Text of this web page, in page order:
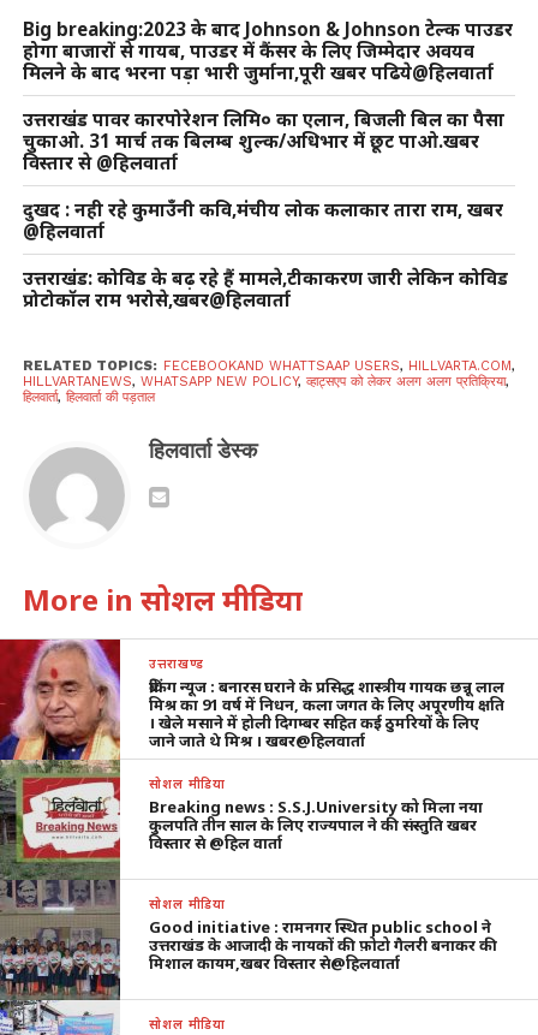
Big breaking:2023 के बाद Johnson & Johnson टेल्क पाउडर
होगा बाजारों से गायब, पाउडर में कैंसर के लिए जिम्मेदार अवयव
मिलने के बाद भरना पड़ा भारी जुर्माना,पूरी खबर पढिये@हिलवार्ता
उत्तराखंड पावर कारपोरेशन लिमि० का एलान, बिजली बिल का पैसा
चुकाओ. 31 मार्च तक बिलम्ब शुल्क/अधिभार में छूट पाओ.खबर
विस्तार से @हिलवार्ता
दुखद : नही रहे कुमाउँनी कवि,मंचीय लोक कलाकार तारा राम, खबर
@हिलवार्ता
उत्तराखंड: कोविड के बढ़ रहे हैं मामले,टीकाकरण जारी लेकिन कोविड
प्रोटोकॉल राम भरोसे,खबर@हिलवार्ता
RELATED TOPICS: FECEBOOKAND WHATTSAAP USERS, HILLVARTA.COM,
HILLVARTANEWS, WHATSAPP NEW POLICY, व्हाट्सएप को लेकर अलग अलग प्रतिक्रिया,
हिलवार्ता, हिलवार्ता की पड़ताल
हिलवार्ता डेस्क
More in सोशल मीडिया
उत्तराखण्ड
ब्रेकिंग न्यूज : बनारस घराने के प्रसिद्ध शास्त्रीय गायक छन्नू लाल
मिश्र का 91 वर्ष में निधन, कला जगत के लिए अपूरणीय क्षति
। खेले मसाने में होली दिगम्बर सहित कई ठुमरियों के लिए
जाने जाते थे मिश्र । खबर@हिलवार्ता
सोशल मीडिया
Breaking news : S.S.J.University को मिला नया
कुलपति तीन साल के लिए राज्यपाल ने की संस्तुति खबर
विस्तार से @हिल वार्ता
सोशल मीडिया
Good initiative : रामनगर स्थित public school ने
उत्तराखंड के आजादी के नायकों की फ़ोटो गैलरी बनाकर की
मिशाल कायम,खबर विस्तार से@हिलवार्ता
सोशल मीडिया